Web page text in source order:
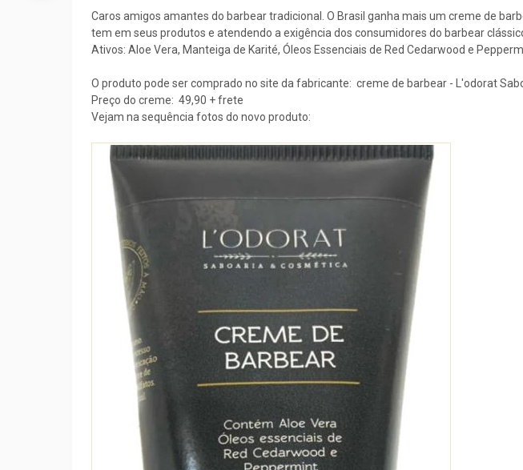
Caros amigos amantes do barbear tradicional. O Brasil ganha mais um creme de
tem em seus produtos e atendendo a exigência dos consumidores do barbear
Ativos: Aloe Vera, Manteiga de Karité, Óleos Essenciais de Red Cedarwood e
O produto pode ser comprado no site da fabricante: creme de barbear - L'odorat
Preço do creme: 49,90 + frete
Vejam na sequência fotos do novo produto: